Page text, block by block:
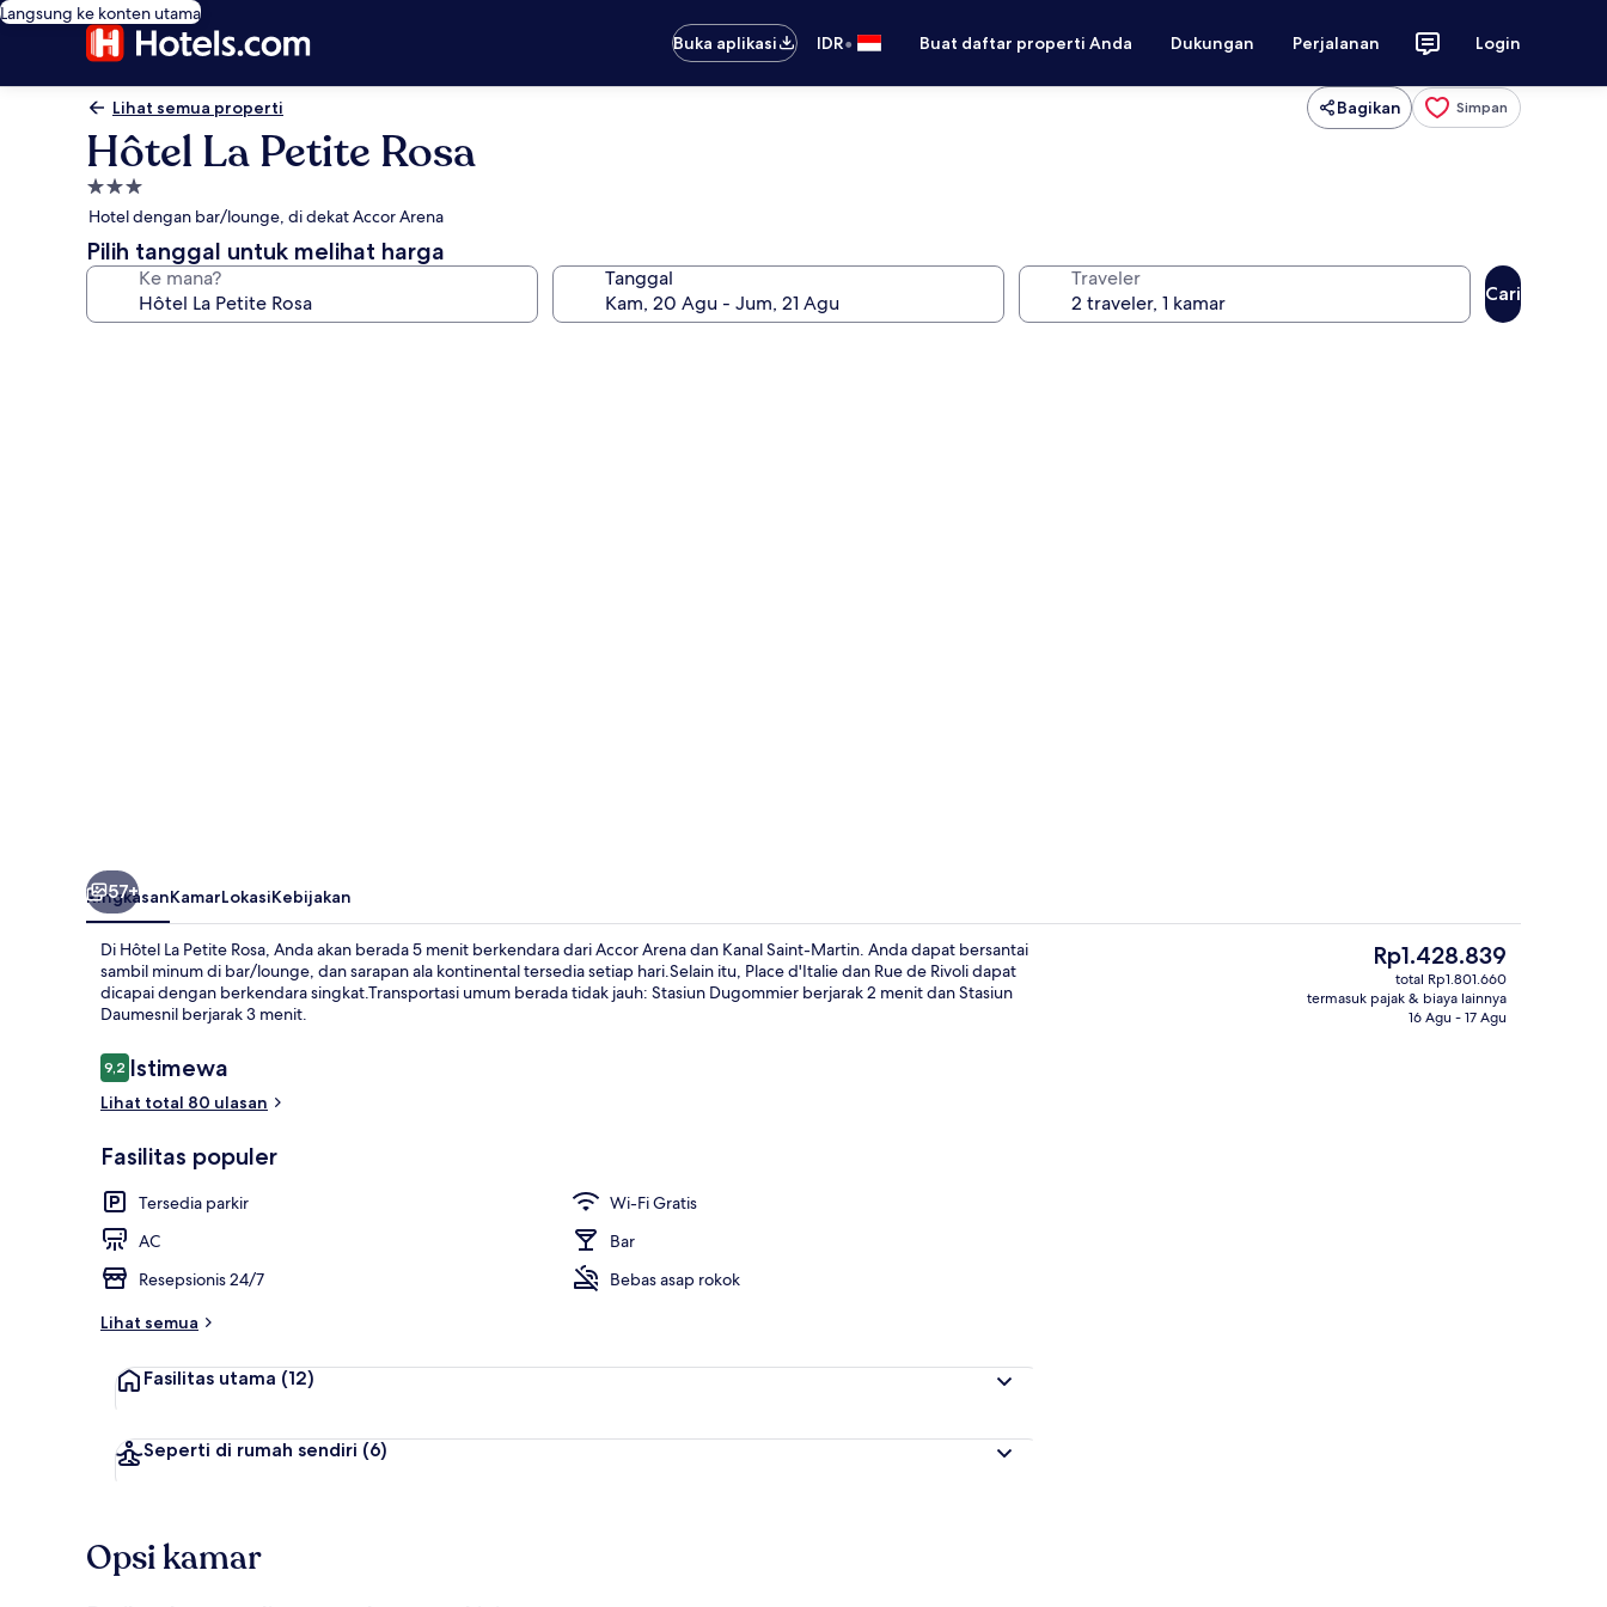
Langsung ke konten utama
Buka aplikasi
IDR• Buat daftar properti Anda Dukungan Perjalanan Login
Lihat semua properti Bagikan Simpan
Hôtel La Petite Rosa
Properti
bintang
3.0
Hotel dengan bar/lounge, di dekat Accor Arena
Pilih tanggal untuk melihat harga
Ke mana? Tanggal Traveler
Cari
Pintu masuk properti
57+
RingkasanKamarLokasiKebijakan
Di Hôtel La Petite Rosa, Anda akan berada 5 menit berkendara dari Accor Arena dan Kanal Saint-Martin. Anda dapat bersantai
sambil minum di bar/lounge, dan sarapan ala kontinental tersedia setiap hari.Selain itu, Place d'Italie dan Rue de Rivoli dapat
dicapai dengan berkendara singkat.Transportasi umum berada tidak jauh: Stasiun Dugommier berjarak 2 menit dan Stasiun
Daumesnil berjarak 3 menit.
Ulasan
9,29,2 dari 10
Istimewa
Lihat total 80 ulasan
Fasilitas populer
Tersedia parkir
Wi-Fi Gratis
AC
Bar
Resepsionis 24/7
Bebas asap rokok
Lihat semua
Fasilitas utama (12)
Seperti di rumah sendiri (6)
Harga
saat
ini
Rp1.428.839
Rp1.428.839
total Rp1.801.660
termasuk pajak & biaya lainnya
16 Agu - 17 Agu
Opsi kamar